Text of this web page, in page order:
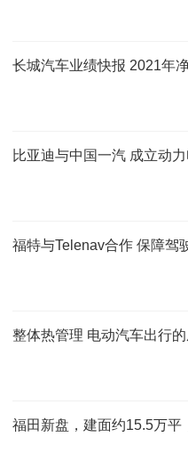
长城汽车业绩快报 2021年
比亚迪与中国一汽 成立动
福特与Telenav合作 保障驾
整体热管理 电动汽车出行
福田新盘，建面约15.5万